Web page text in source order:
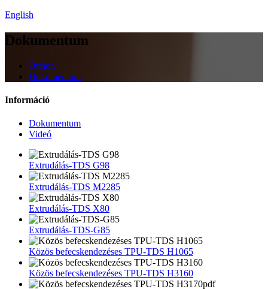
English
Dokumentum
Otthon
Dokumentum
Információ
Dokumentum
Videó
Extrudálás-TDS G98
Extrudálás-TDS M2285
Extrudálás-TDS X80
Extrudálás-TDS-G85
Közös befecskendezéses TPU-TDS H1065
Közös befecskendezéses TPU-TDS H3160